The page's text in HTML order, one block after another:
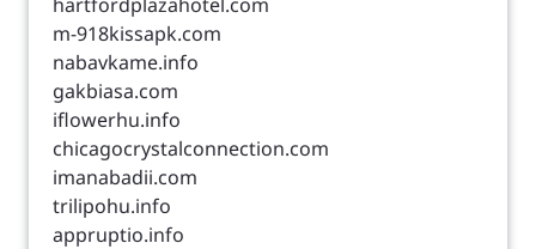
m-918kissapk.com
nabavkame.info
gakbiasa.com
iflowerhu.info
chicagocrystalconnection.com
imanabadii.com
trilipohu.info
appruptio.info